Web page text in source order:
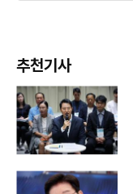
추천기사